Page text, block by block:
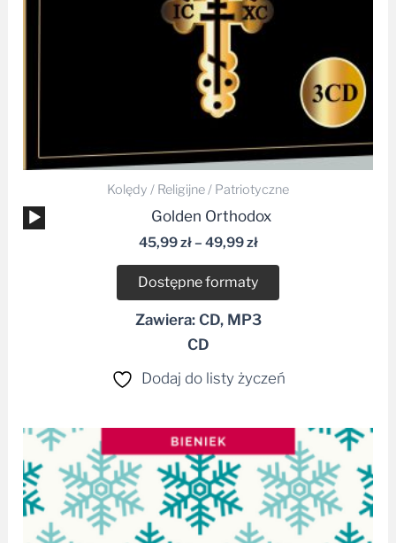
Kolędy / Religijne / Patriotyczne
Odtwarzacz
plików
dźwiękowych
Golden Orthodox
45,99zł– 49,99zł
Dostępne formaty
Zawiera: CD, MP3
CD
Dodaj do listy życzeń